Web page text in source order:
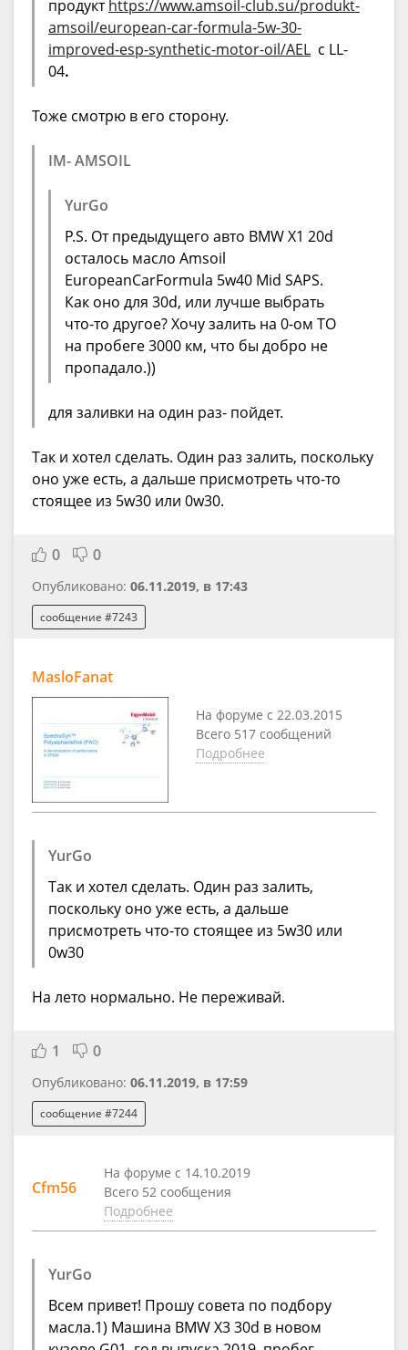
продукт https://www.amsoil-club.su/produkt-
amsoil/european-car-formula-5w-30-
improved-esp-synthetic-motor-oil/AEL с LL-
04.
Тоже смотрю в его сторону.
IM- AMSOIL
YurGo
P.S. От предыдущего авто BMW X1 20d
осталось масло Amsoil
EuropeanCarFormula 5w40 Mid SAPS.
Как оно для 30d, или лучше выбрать
что-то другое? Хочу залить на 0-ом ТО
на пробеге 3000 км, что бы добро не
пропадало.))
для заливки на один раз- пойдет.
Так и хотел сделать. Один раз залить, поскольку
оно уже есть, а дальше присмотреть что-то
стоящее из 5w30 или 0w30.
0 0
Опубликовано: 06.11.2019, в 17:43
сообщение #7243
MasloFanat
На форуме с 22.03.2015
Всего 517 сообщений
Подробнее
YurGo
Так и хотел сделать. Один раз залить,
поскольку оно уже есть, а дальше
присмотреть что-то стоящее из 5w30 или
0w30
На лето нормально. Не переживай.
1 0
Опубликовано: 06.11.2019, в 17:59
сообщение #7244
Cfm56
На форуме с 14.10.2019
Всего 52 сообщения
Подробнее
YurGo
Всем привет! Прошу совета по подбору
масла.1) Машина BMW X3 30d в новом